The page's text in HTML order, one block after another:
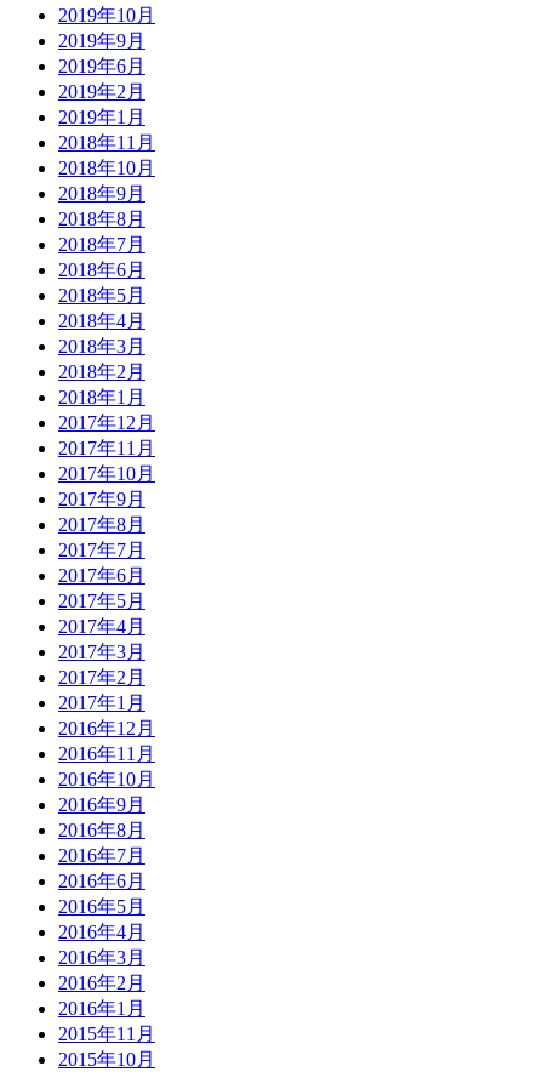
2019年10月
2019年9月
2019年6月
2019年2月
2019年1月
2018年11月
2018年10月
2018年9月
2018年8月
2018年7月
2018年6月
2018年5月
2018年4月
2018年3月
2018年2月
2018年1月
2017年12月
2017年11月
2017年10月
2017年9月
2017年8月
2017年7月
2017年6月
2017年5月
2017年4月
2017年3月
2017年2月
2017年1月
2016年12月
2016年11月
2016年10月
2016年9月
2016年8月
2016年7月
2016年6月
2016年5月
2016年4月
2016年3月
2016年2月
2016年1月
2015年11月
2015年10月